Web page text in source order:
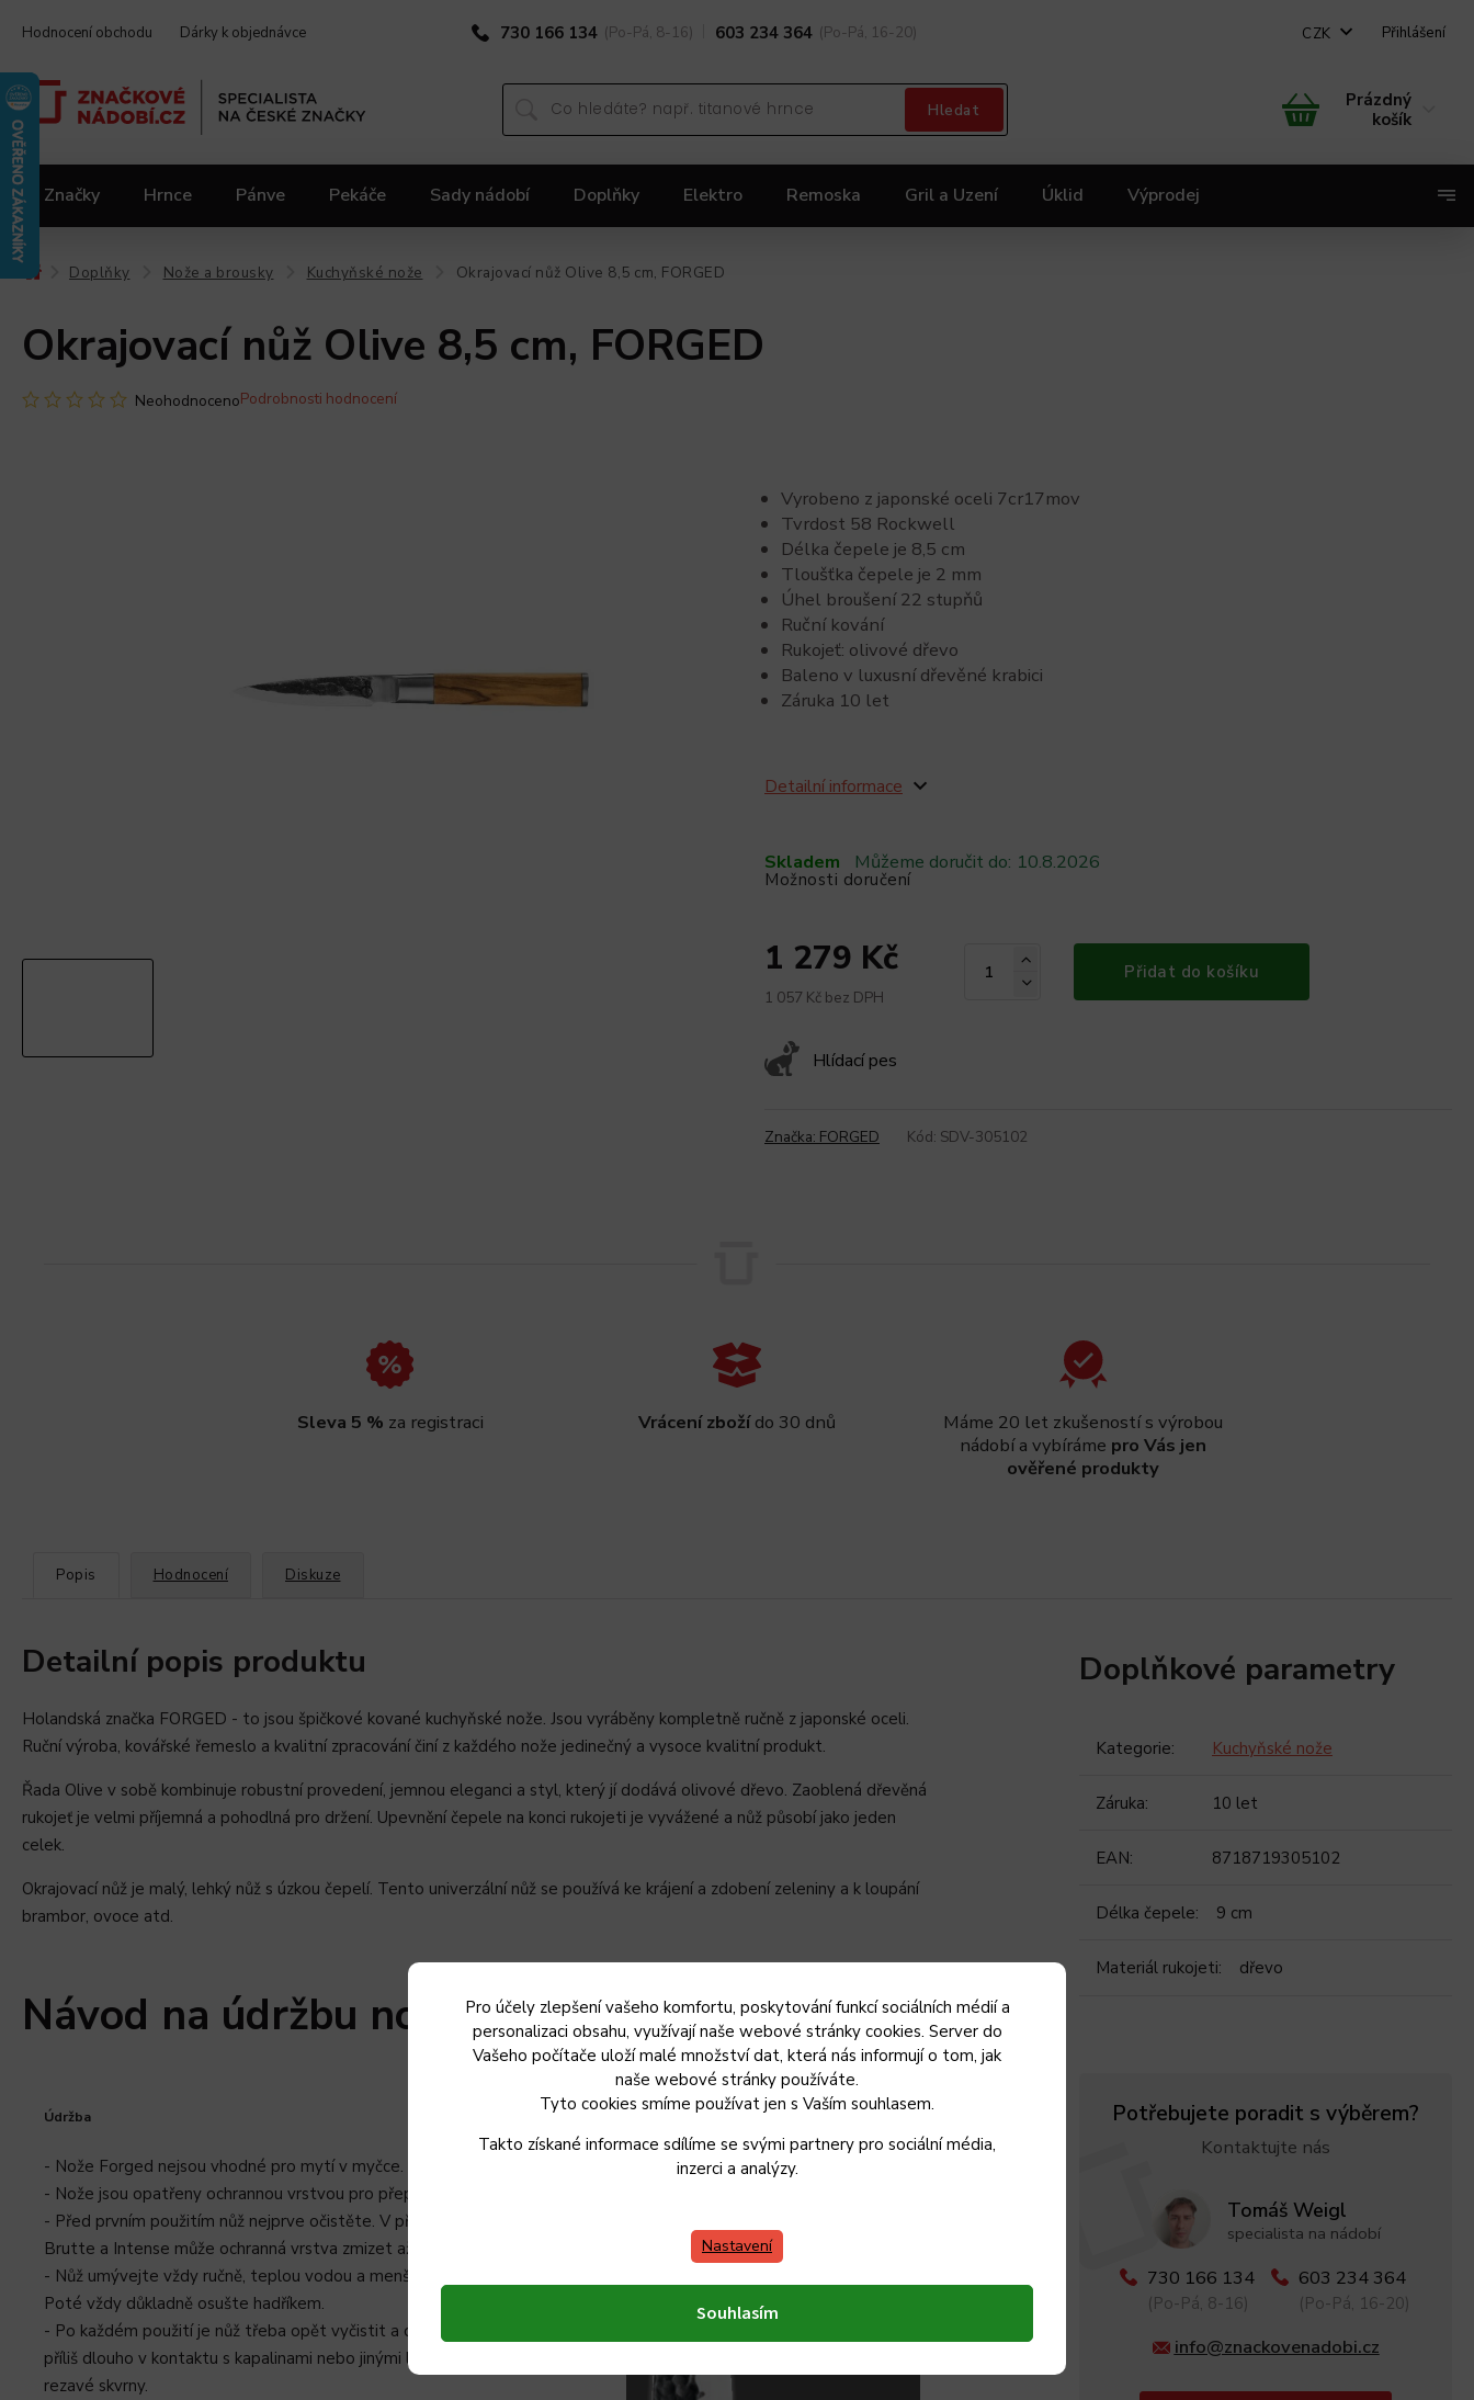
Pro účely zlepšení vašeho komfortu, poskytování funkcí sociálních médií a
personalizaci obsahu, využívají naše webové stránky cookies. Server do
Vašeho počítače uloží malé množství dat, která nás informují o tom, jak
naše webové stránky používáte.
Tyto cookies smíme používat jen s Vaším souhlasem.
Takto získané informace sdílíme se svými partnery pro sociální média,
inzerci a analýzy.
Nastavení
Souhlasím
730 166 134 (Po-Pá, 8-16) 603 234 364 (Po-Pá, 16-20)
Hodnocení obchodu Dárky k objednávce CZK Přihlášení
Hledat
Prázdný
košík
Značky Hrnce Pánve Pekáče Sady nádobí Doplňky Elektro Remoska Gril a Uzení Úklid Výprodej
Doplňky Nože a brousky Kuchyňské nože Okrajovací nůž Olive 8,5 cm, FORGED
Okrajovací nůž Olive 8,5 cm, FORGED
NeohodnocenoPodrobnosti hodnocení
Skladem Můžeme doručit do: 10.8.2026
Možnosti doručení
1 279 Kč
1 057 Kč bez DPH
Přidat do košíku
Hlídací pes
Vyrobeno z japonské oceli 7cr17mov
Tvrdost 58 Rockwell
Délka čepele je 8,5 cm
Tloušťka čepele je 2 mm
Úhel broušení 22 stupňů
Ruční kování
Rukojeť: olivové dřevo
Baleno v luxusní dřevěné krabici
Záruka 10 let
Detailní informace
Značka: FORGED Kód: SDV-305102
Sleva 5 % za registraci Vrácení zbožído 30 dnů
Máme 20 let zkušeností s výrobou
nádobí a vybíráme pro Vás jen
ověřené produkty
Popis Hodnocení Diskuze
Detailní popis produktu
Holandská značka FORGED - to jsou špičkové kované kuchyňské nože. Jsou vyráběny kompletně ručně z japonské oceli.
Ruční výroba, kovářské řemeslo a kvalitní zpracování činí z každého nože jedinečný a vysoce kvalitní produkt.
Řada Olive v sobě kombinuje robustní provedení, jemnou eleganci a styl, který jí dodává olivové dřevo. Zaoblená dřevěná
rukojeť je velmi příjemná a pohodlná pro držení. Upevnění čepele na konci rukojeti je vyvážené a nůž působí jako jeden
celek.
Okrajovací nůž je malý, lehký nůž s úzkou čepelí. Tento univerzální nůž se používá ke krájení a zdobení zeleniny a k loupání
brambor, ovoce atd.
Návod na údržbu nožů Forged
Údržba
- Nože Forged nejsou vhodné pro mytí v myčce.
- Nože jsou opatřeny ochrannou vrstvou pro přepravu a skladování.
- Před prvním použitím nůž nejprve očistěte. V případě rukojeti nožů
Brutte a Intense může ochranná vrstva zmizet až po opakovaném použití.
- Nůž umývejte vždy ručně, teplou vodou a menším množstvím saponátu.
Poté vždy důkladně osušte hadříkem.
- Po každém použití je nůž třeba opět vyčistit a osušit. Pokud nůž zůstane
příliš dlouho v kontaktu s kapalinami nebo jinými látkami, mohou se objevit
rezavé skvrny.
Doplňkové parametry
Kategorie: Kuchyňské nože
Záruka: 10 let
EAN: 8718719305102
Délka čepele: 9 cm
Materiál rukojeti: dřevo
Potřebujete poradit s výběrem?
Kontaktujte nás
Tomáš Weigl
specialista na nádobí
730 166 134
(Po-Pá, 8-16)
603 234 364
(Po-Pá, 16-20)
info@znackovenadobi.cz